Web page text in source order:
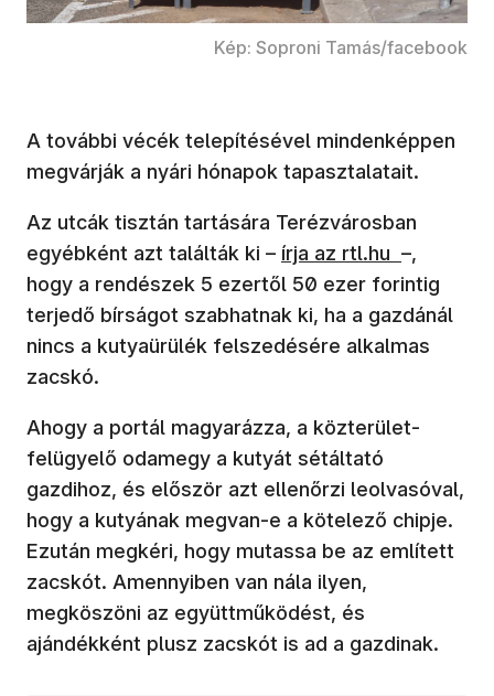
Kép: Soproni Tamás/facebook
A további vécék telepítésével mindenképpen
megvárják a nyári hónapok tapasztalatait.
Az utcák tisztán tartására Terézvárosban
egyébként azt találták ki – (új ablakban nyílik
írja az rtl.hu –,
hogy a rendészek 5 ezertől 50 ezer forintig
terjedő bírságot szabhatnak ki, ha a gazdánál
nincs a kutyaürülék felszedésére alkalmas
zacskó.
Ahogy a portál magyarázza, a közterület-
felügyelő odamegy a kutyát sétáltató
gazdihoz, és először azt ellenőrzi leolvasóval,
hogy a kutyának megvan-e a kötelező chipje.
Ezután megkéri, hogy mutassa be az említett
zacskót. Amennyiben van nála ilyen,
megköszöni az együttműködést, és
ajándékként plusz zacskót is ad a gazdinak.